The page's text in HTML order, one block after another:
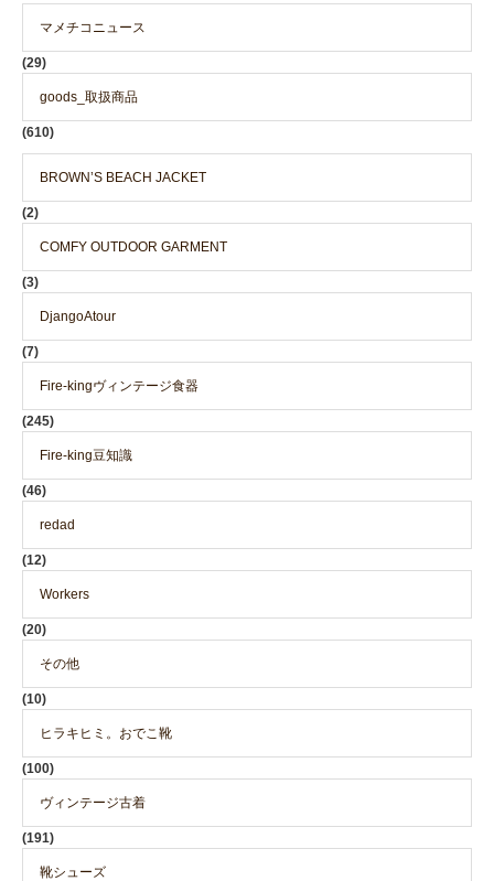
マメチコニュース
(29)
goods_取扱商品
(610)
BROWN’S BEACH JACKET
(2)
COMFY OUTDOOR GARMENT
(3)
DjangoAtour
(7)
Fire-kingヴィンテージ食器
(245)
Fire-king豆知識
(46)
redad
(12)
Workers
(20)
その他
(10)
ヒラキヒミ。おでこ靴
(100)
ヴィンテージ古着
(191)
靴シューズ